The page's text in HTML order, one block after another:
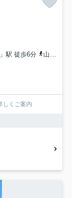
駅 徒歩6分 山手線「鶯谷」駅 徒歩8分
しくご案内